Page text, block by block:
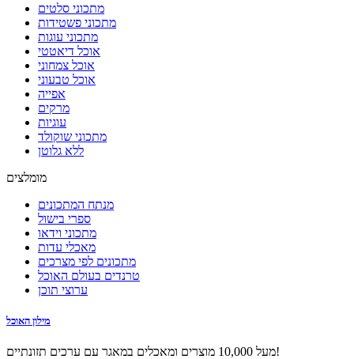
מתכוני סלטים
מתכוני פשטידות
מתכוני עוגות
אוכל דיאטטי
אוכל צמחוני
אוכל טבעוני
אפייה
מרקים
עוגיות
מתכוני שוקולד
ללא גלוטן
מומלצים
מנתח המתכונים
ספרי בישול
מתכוני וידאו
מאכלי עדות
מתכונים לפי מצרכים
טרנדים בעולם האוכל
ערוצי תוכן
מילון האוכל
מעל 10,000 מוצרים ומאכלים במאגר עם ערכים תזונתיים!